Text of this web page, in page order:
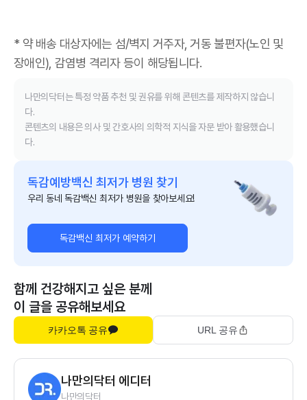
* 약 배송 대상자에는 섬/벽지 거주자, 거동 불편자(노인 및
장애인), 감염병 격리자 등이 해당됩니다.
나만의닥터는 특정 약품 추천 및 권유를 위해 콘텐츠를 제작하지 않습니
다.
콘텐츠의 내용은 의사 및 간호사의 의학적 지식을 자문 받아 활용했습니
다.
독감예방백신 최저가 병원 찾기
우리 동네 독감백신 최저가 병원을 찾아보세요!
독감백신 최저가 예약하기
함께 건강해지고 싶은 분께
이 글을 공유해보세요
카카오톡 공유 URL 공유
나만의닥터 에디터
나만의닥터